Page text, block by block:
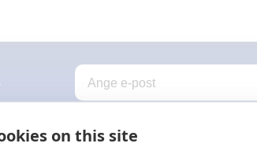
on this site